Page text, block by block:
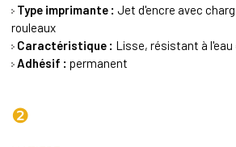
Type imprimante : Jet d'encre avec
rouleaux
Caractéristique : Lisse, résistant à l'eau
Adhésif : permanent
❷